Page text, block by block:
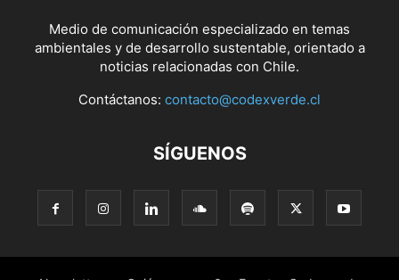
Medio de comunicación especializado en temas
ambientales y de desarrollo sustentable, orientado a
noticias relacionadas con Chile.
Contáctanos: contacto@codexverde.cl
SÍGUENOS